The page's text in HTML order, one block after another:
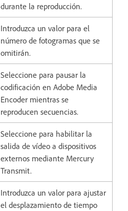
durante la reproducción.
Introduzca un valor para el
número de fotogramas que se
omitirán.
Seleccione para pausar la
codificación en Adobe Media
Encoder mientras se
reproducen secuencias.
Seleccione para habilitar la
salida de vídeo a dispositivos
externos mediante Mercury
Transmit.
Introduzca un valor para ajustar
el desplazamiento de tiempo